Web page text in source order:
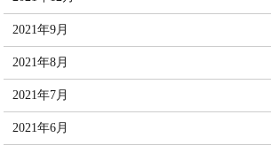
2021年9月
2021年8月
2021年7月
2021年6月